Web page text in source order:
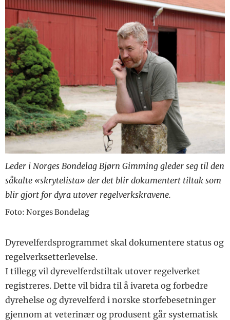
konkurransekraft
DAGROS
Konsekvenser av
kjønnsseparert sæd
Q-BONDEN
Q-bonden
ANIMALIA
Storfekjøttkontrollen
VI I TINE
Vi i Tine
Leder i Norges Bondelag Bjørn Gimming gleder seg til den
såkalte «skrytelista» der det blir dokumentert tiltak som
blir gjort for dyra utover regelverkskravene.
Foto: Norges Bondelag
Dyrevelferdsprogrammet skal dokumentere status og
regelverksetterlevelse.
I tillegg vil dyrevelferdstiltak utover regelverket
registreres. Dette vil bidra til å ivareta og forbedre
dyrehelse og dyrevelferd i norske storfebesetninger
gjennom at veterinær og produsent går systematisk